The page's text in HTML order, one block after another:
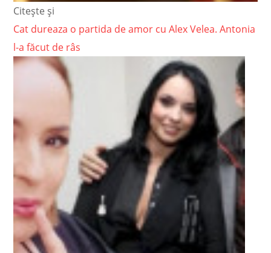
Citește și
Cat dureaza o partida de amor cu Alex Velea. Antonia
l-a făcut de râs